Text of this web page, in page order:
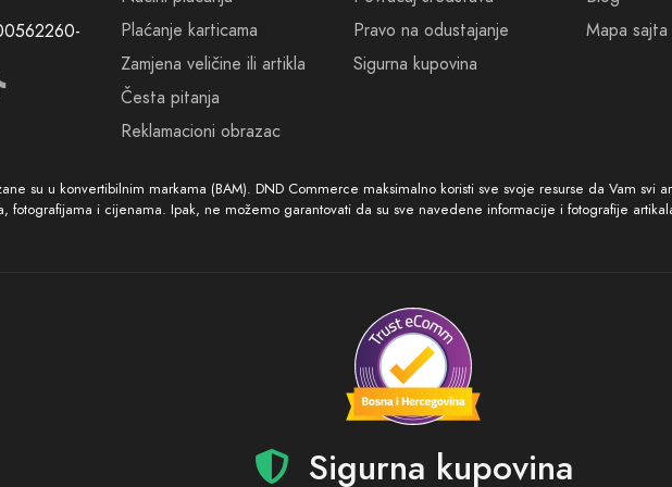
Vaše zadovoljstvo je naš cilj. Vaša ispunjenost je naša misija. Dođite i
parfem koji se pamti.
- Neka se svijet obavije vašim mirisom.
Plaćanje karticama
Zamjena veličine ili artikla
Česta pitanja
Reklamacioni obrazac
Pravo na odustajanje
Sigurna kupovina
Mapa sajta
su u konvertibilnim markama (BAM). DND Commerce maksimalno koristi sve svoje resurse da Vam svi
fotografijama i cijenama. Ipak, ne možemo garantovati da su sve navedene informacije i fotografije
Sigurna kupovina